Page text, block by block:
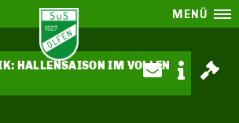
MENÜ
HALLENSAISON IM VOLLEN